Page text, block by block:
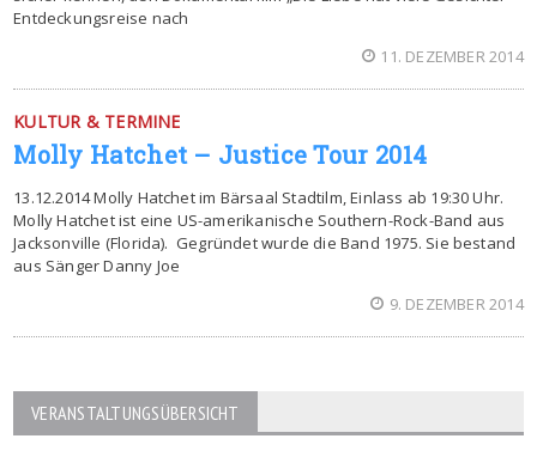
Entdeckungsreise nach
11. DEZEMBER 2014
KULTUR & TERMINE
Molly Hatchet – Justice Tour 2014
13.12.2014 Molly Hatchet im Bärsaal Stadtilm, Einlass ab 19:30 Uhr.
Molly Hatchet ist eine US-amerikanische Southern-Rock-Band aus
Jacksonville (Florida). Gegründet wurde die Band 1975. Sie bestand
aus Sänger Danny Joe
9. DEZEMBER 2014
VERANSTALTUNGSÜBERSICHT